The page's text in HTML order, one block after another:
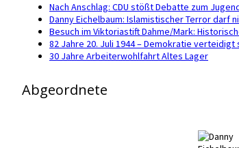
Nach Anschlag: CDU stößt Debatte zum
Danny Eichelbaum: Islamistischer Terror
Besuch im Viktoriastift Dahme/Mark:
82 Jahre 20. Juli 1944 – Demokratie verteidigt
30 Jahre Arbeiterwohlfahrt Altes Lager
Abgeordnete